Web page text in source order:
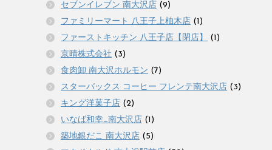
セブンイレブン 南大沢店 (9)
ファミリーマート 八王子上柚木店 (1)
ファーストキッチン 八王子店【閉店】
(1)
京晴株式会社 (3)
食肉卸 南大沢ホルモン (7)
スターバックス コーヒー フレンテ南大沢店 (3)
キング洋菓子店 (2)
いなば和幸_南大沢店 (1)
築地銀だこ 南大沢店 (5)